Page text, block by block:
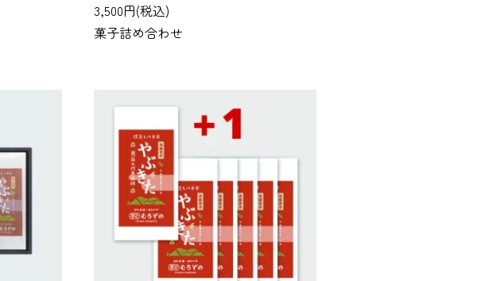
3,500円(税込)
菓子詰め合わせ